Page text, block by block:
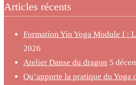
Articles récents
Formation Yin Yoga Module I :
2026
Atelier Danse du dragon 5
Qu’apporte la pratique du Yoga